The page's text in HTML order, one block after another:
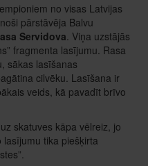
no visas Latvijas
pārstāvēja Balvu
Servidova . Viņa uzstājās
fragmenta lasījumu. Rasa
sākas lasīšanas
cilvēku. Lasīšana ir
veids, kā pavadīt brīvo
skatuves kāpa vēlreiz, jo
tika piešķirta